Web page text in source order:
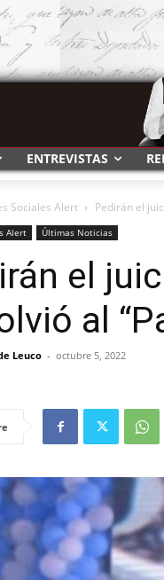
ENTREVISTAS
Sociales Alert Pedirán el
Alert Últimas Noticias
el
al
Leuco - octubre 5, 2022